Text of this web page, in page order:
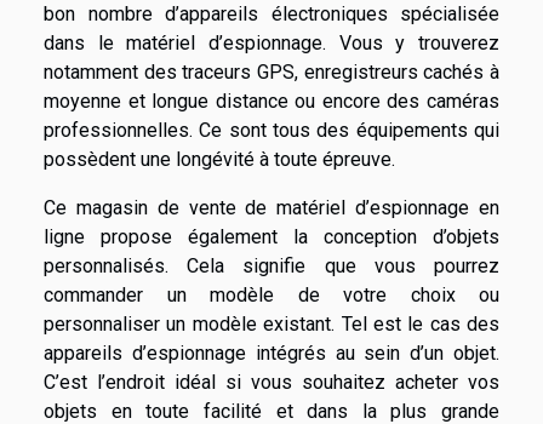
bon nombre d’appareils électroniques spécialisée
dans le matériel d’espionnage. Vous y trouverez
notamment des traceurs GPS, enregistreurs cachés à
moyenne et longue distance ou encore des caméras
professionnelles. Ce sont tous des équipements qui
possèdent une longévité à toute épreuve.
Ce magasin de vente de matériel d’espionnage en
ligne propose également la conception d’objets
personnalisés. Cela signifie que vous pourrez
commander un modèle de votre choix ou
personnaliser un modèle existant. Tel est le cas des
appareils d’espionnage intégrés au sein d’un objet.
C’est l’endroit idéal si vous souhaitez acheter vos
objets en toute facilité et dans la plus grande